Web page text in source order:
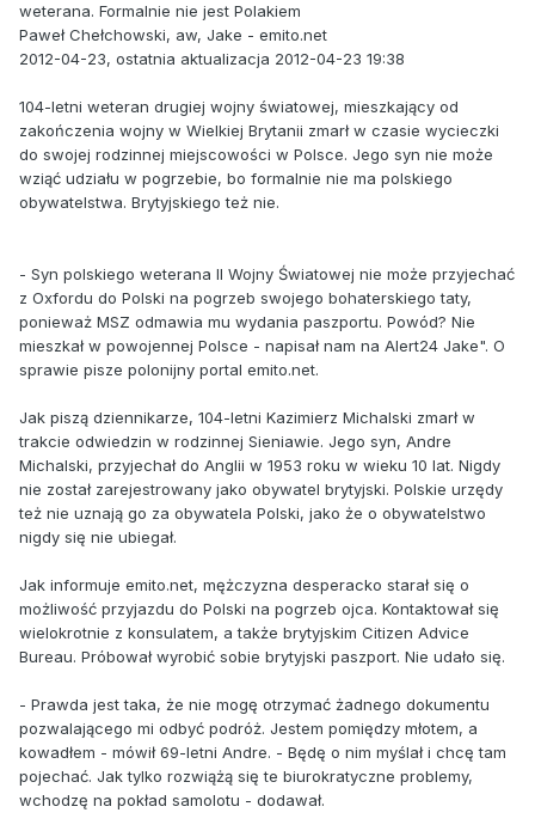
weterana. Formalnie nie jest Polakiem
Paweł Chełchowski, aw, Jake - emito.net
2012-04-23, ostatnia aktualizacja 2012-04-23 19:38
104-letni weteran drugiej wojny światowej, mieszkający od
zakończenia wojny w Wielkiej Brytanii zmarł w czasie wycieczki
do swojej rodzinnej miejscowości w Polsce. Jego syn nie może
wziąć udziału w pogrzebie, bo formalnie nie ma polskiego
obywatelstwa. Brytyjskiego też nie.
- Syn polskiego weterana II Wojny Światowej nie może przyjechać
z Oxfordu do Polski na pogrzeb swojego bohaterskiego taty,
ponieważ MSZ odmawia mu wydania paszportu. Powód? Nie
mieszkał w powojennej Polsce - napisał nam na Alert24 Jake". O
sprawie pisze polonijny portal emito.net.
Jak piszą dziennikarze, 104-letni Kazimierz Michalski zmarł w
trakcie odwiedzin w rodzinnej Sieniawie. Jego syn, Andre
Michalski, przyjechał do Anglii w 1953 roku w wieku 10 lat. Nigdy
nie został zarejestrowany jako obywatel brytyjski. Polskie urzędy
też nie uznają go za obywatela Polski, jako że o obywatelstwo
nigdy się nie ubiegał.
Jak informuje emito.net, mężczyzna desperacko starał się o
możliwość przyjazdu do Polski na pogrzeb ojca. Kontaktował się
wielokrotnie z konsulatem, a także brytyjskim Citizen Advice
Bureau. Próbował wyrobić sobie brytyjski paszport. Nie udało się.
- Prawda jest taka, że nie mogę otrzymać żadnego dokumentu
pozwalającego mi odbyć podróż. Jestem pomiędzy młotem, a
kowadłem - mówił 69-letni Andre. - Będę o nim myślał i chcę tam
pojechać. Jak tylko rozwiążą się te biurokratyczne problemy,
wchodzę na pokład samolotu - dodawał.